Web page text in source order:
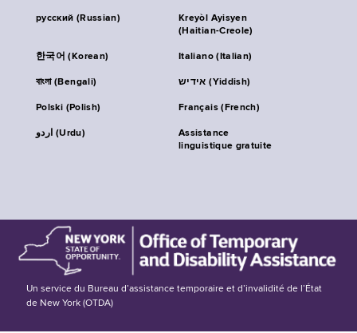
русский (Russian)
Kreyòl Ayisyen
(Haitian-Creole)
한국어 (Korean) Italiano (Italian)
বাংলা (Bengali) אידיש (Yiddish)
Polski (Polish) Français (French)
اردو (Urdu)
Assistance
linguistique gratuite
Un service du Bureau d’assistance temporaire et d’invalidité de l’État
de New York (OTDA)